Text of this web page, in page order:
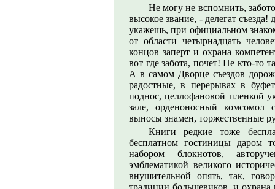
Не могу не вспомнить,
высокое звание, - делегат
укажешь, при официальном
от области четырнадцать
концов заперт и охрана
вот где забота, почет! Не кто-то
А в самом Дворце съездов
радостные, в перерывах в
поднос, целлофановой пленкой
зале, орденоносный
выносы знамен, торжественные
Книги редкие тоже
бесплатном гостиницы даром
набором блокнотов,
эмблематикой великого
внушительной опять, так,
традиции большевиков, и охрана